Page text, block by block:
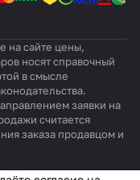
на сайте цены,
носят справочный
в смысле
заявки на
считается
заказа продавцом и